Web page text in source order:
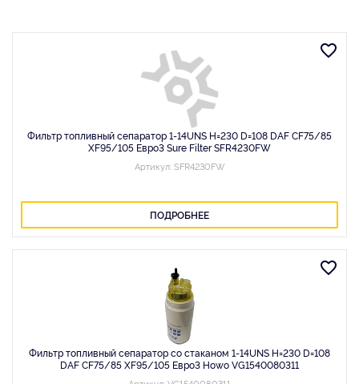
Фильтр топливный сепаратор 1-14UNS H=230 D=108 DAF CF75/85
XF95/105 Евро3 Sure Filter SFR4230FW
Артикул: SFR4230FW
ПОДРОБНЕЕ
Фильтр топливный сепаратор со стаканом 1-14UNS H=230 D=108
DAF CF75/85 XF95/105 Евро3 Howo VG1540080311